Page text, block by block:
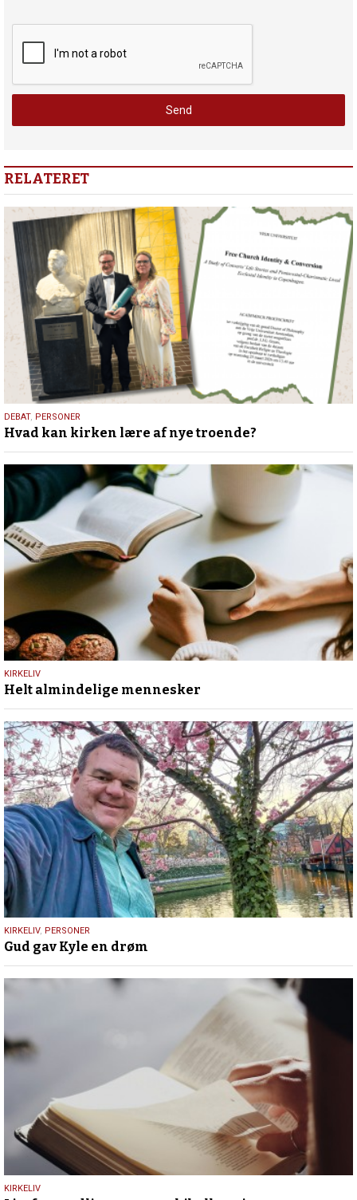
RELATERET
25.
juli
2026
DEBAT, PERSONER
Hvad kan kirken lære af nye troende?
9.
juli
2026
KIRKELIV
Helt almindelige mennesker
9.
juli
2026
KIRKELIV, PERSONER
Gud gav Kyle en drøm
9.
KIRKELIV